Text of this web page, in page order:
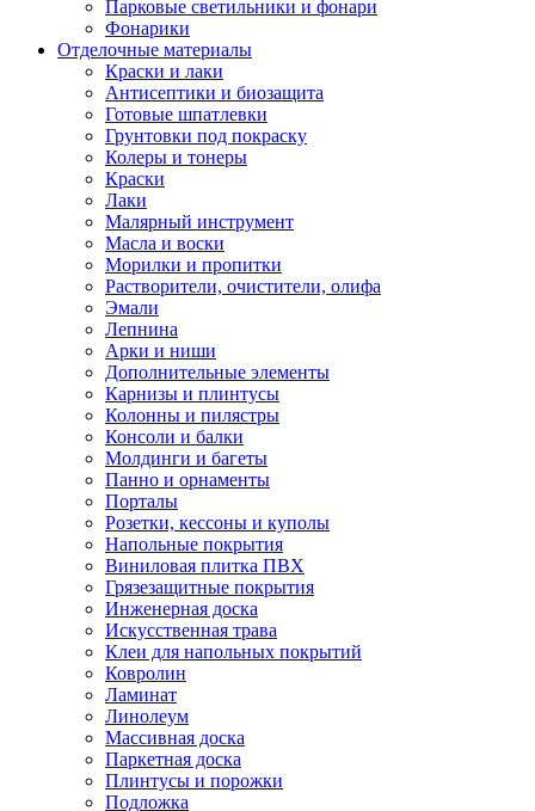
Парковые светильники и фонари
Фонарики
Отделочные материалы
Краски и лаки
Антисептики и биозащита
Готовые шпатлевки
Грунтовки под покраску
Колеры и тонеры
Краски
Лаки
Малярный инструмент
Масла и воски
Морилки и пропитки
Растворители, очистители, олифа
Эмали
Лепнина
Арки и ниши
Дополнительные элементы
Карнизы и плинтусы
Колонны и пилястры
Консоли и балки
Молдинги и багеты
Панно и орнаменты
Порталы
Розетки, кессоны и куполы
Напольные покрытия
Виниловая плитка ПВХ
Грязезащитные покрытия
Инженерная доска
Искусственная трава
Клеи для напольных покрытий
Ковролин
Ламинат
Линолеум
Массивная доска
Паркетная доска
Плинтусы и порожки
Подложка